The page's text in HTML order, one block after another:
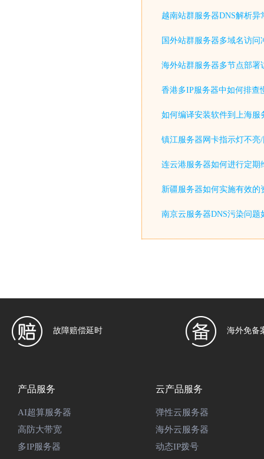
越南站群服务器DNS解析异
国外站群服务器多域名访问
海外站群服务器多节点部署
香港多IP服务器中如何排查
如何编译安装软件到上海服
镇江服务器网卡指示灯不亮
连云港服务器如何进行定期
新疆服务器如何实施有效的
南京云服务器DNS污染问题
故障赔偿延时 海外免备
产品服务
AI超算服务器
高防大带宽
多IP服务器
云产品服务
弹性云服务器
海外云服务器
动态IP拨号